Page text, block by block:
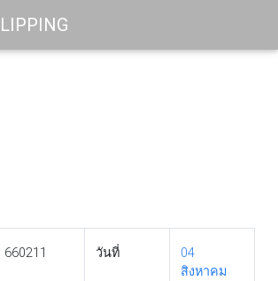
660211 วันที่
04
สิงหาคม